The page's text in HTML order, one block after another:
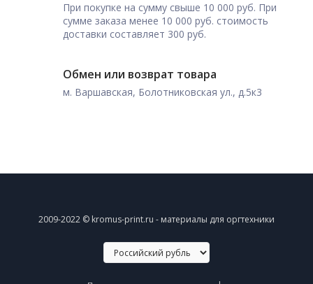
При покупке на сумму свыше 10 000 руб. При
сумме заказа менее 10 000 руб. стоимость
доставки составляет 300 руб.
Обмен или возврат товара
м. Варшавская, Болотниковская ул., д.5к3
2009-2022 © kromus-print.ru - материалы для оргтехники